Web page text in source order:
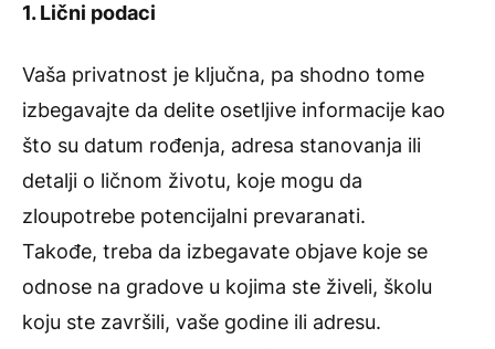
1. Lični podaci
Vaša privatnost je ključna, pa shodno tome
izbegavajte da delite osetljive informacije kao
što su datum rođenja, adresa stanovanja ili
detalji o ličnom životu, koje mogu da
zloupotrebe potencijalni prevaranati.
Takođe, treba da izbegavate objave koje se
odnose na gradove u kojima ste živeli, školu
koju ste završili, vaše godine ili adresu.